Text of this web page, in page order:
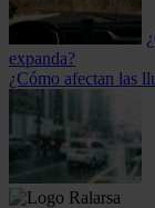
expanda?
¿Cómo afectan las